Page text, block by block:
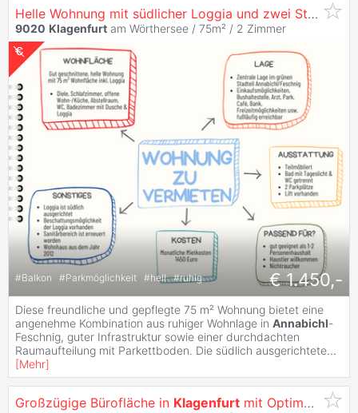
Helle Wohnung mit südlicher Loggia und zwei Stellplätzen im grünen
9020 Klagenfurt am Wörthersee / 75m² / 2 Zimmer
#Balkon #Parkmöglichkeit #hell #ruhig € 1.450,-
Diese freundliche und gepflegte 75 m² Wohnung bietet eine
angenehme Kombination aus ruhiger Wohnlage in Annabichl-
Feschnig, guter Infrastruktur sowie einer durchdachten
Raumaufteilung mit Parkettboden. Die südlich ausgerichtete...
[Mehr]
Großzügige Bürofläche in Klagenfurt mit Optimaler Werbewirksamkeit -